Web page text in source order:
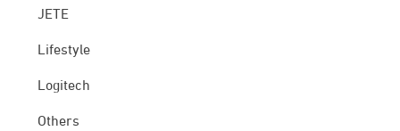
JETE
Lifestyle
Logitech
Others